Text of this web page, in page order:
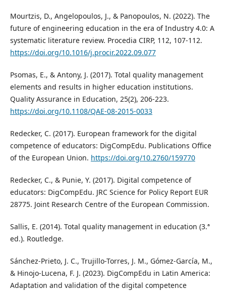
Mourtzis, D., Angelopoulos, J., & Panopoulos, N. (2022). The
future of engineering education in the era of Industry 4.0: A
systematic literature review. Procedia CIRP, 112, 107-112.
https://doi.org/10.1016/j.procir.2022.09.077
Psomas, E., & Antony, J. (2017). Total quality management
elements and results in higher education institutions.
Quality Assurance in Education, 25(2), 206-223.
https://doi.org/10.1108/QAE-08-2015-0033
Redecker, C. (2017). European framework for the digital
competence of educators: DigCompEdu. Publications Office
of the European Union. https://doi.org/10.2760/159770
Redecker, C., & Punie, Y. (2017). Digital competence of
educators: DigCompEdu. JRC Science for Policy Report EUR
28775. Joint Research Centre of the European Commission.
Sallis, E. (2014). Total quality management in education (3.ª
ed.). Routledge.
Sánchez-Prieto, J. C., Trujillo-Torres, J. M., Gómez-García, M.,
& Hinojo-Lucena, F. J. (2023). DigCompEdu in Latin America:
Adaptation and validation of the digital competence